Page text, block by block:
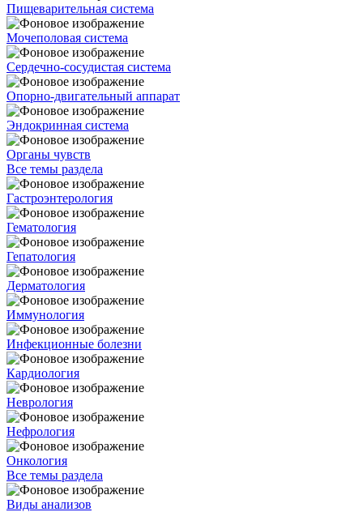
Пищеварительная система
Мочеполовая система
Сердечно-сосудистая система
Опорно-двигательный аппарат
Эндокринная система
Органы чувств
Все темы раздела
Гастроэнтерология
Гематология
Гепатология
Дерматология
Иммунология
Инфекционные болезни
Кардиология
Неврология
Нефрология
Онкология
Все темы раздела
Виды анализов